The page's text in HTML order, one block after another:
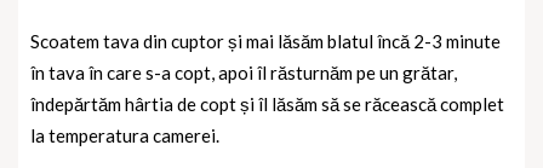
Scoatem tava din cuptor și mai lăsăm blatul încă 2-3 minute
în tava în care s-a copt, apoi îl răsturnăm pe un grătar,
îndepărtăm hârtia de copt și îl lăsăm să se răcească complet
la temperatura camerei.